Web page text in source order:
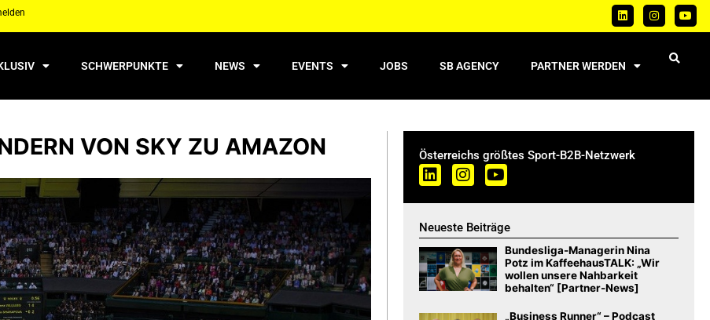
SCHWERPUNKTE NEWS EVENTS JOBS SB AGENCY PARTNER WERDEN
VON SKY ZU AMAZON Österreichs größtes Sport-B2B-Netzwerk
Neueste Beiträge
Bundesliga-Managerin Nina
Potz im KaffeehausTALK: „Wir
wollen unsere Nahbarkeit
behalten“ [Partner-News]
„Business Runner“ – Podcast